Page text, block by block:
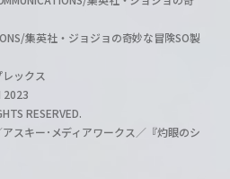
集英社・ジョジョの奇妙な冒険SO製
ックス
2023
RESERVED.
スキー･メディアワークス／『灼眼のシ